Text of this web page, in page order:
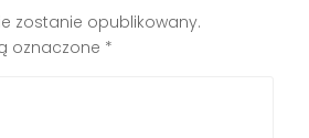
zostanie opublikowany.
oznaczone *